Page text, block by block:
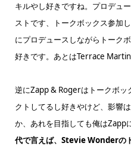
キルやし好きですね。プロデュ
ストです、トークボックス参加
にプロデュースしながらトーク
好きです。あとはTerrace Martin
逆にZapp & Rogerはトークボッ
クトしてるし好きやけど、影響
か、あれを目指しても俺はZapp
代で言えば、Stevie Wonderの